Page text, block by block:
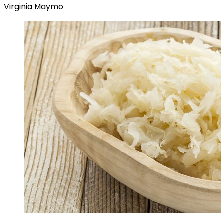
Virginia Maymo